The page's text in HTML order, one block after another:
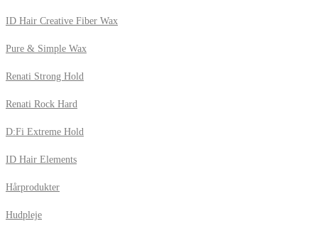
ID Hair Creative Fiber Wax
Pure & Simple Wax
Renati Strong Hold
Renati Rock Hard
D:Fi Extreme Hold
ID Hair Elements
Hårprodukter
Hudpleje